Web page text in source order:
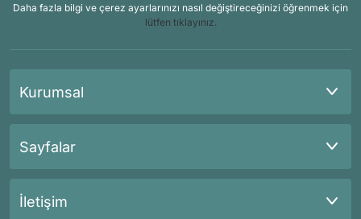
Daha fazla bilgi ve çerez ayarlarınızı nasıl değiştireceğinizi öğrenmek için
lütfen tıklayınız.
Kurumsal
Sayfalar
İletişim